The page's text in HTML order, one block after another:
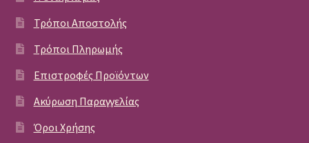
Τρόποι Αποστολής
Τρόποι Πληρωμής
Επιστροφές Προϊόντων
Ακύρωση Παραγγελίας
Όροι Χρήσης